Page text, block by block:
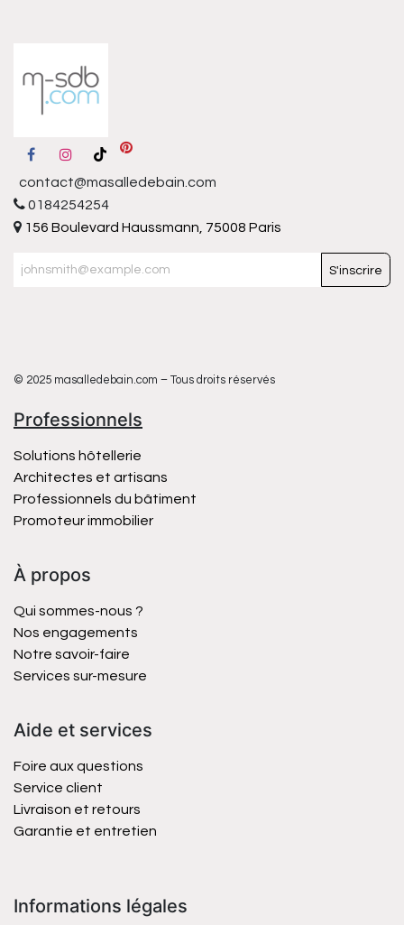
contact@masalledebain.com
0184254254
156 Boulevard Haussmann, 75008 Paris
S'inscrire
© 2025 masalledebain.com – Tous droits réservés
Professionnels
Solutions hôtellerie
Architectes et artisans
Professionnels du bâtiment
Promoteur immobilier
À propos
Qui sommes-nous ?
Nos engagements
Notre savoir-faire
Services sur-mesure
Aide et services
Foire aux questions
Service client
Livraison et retours
Garantie et entretien
Informations légales